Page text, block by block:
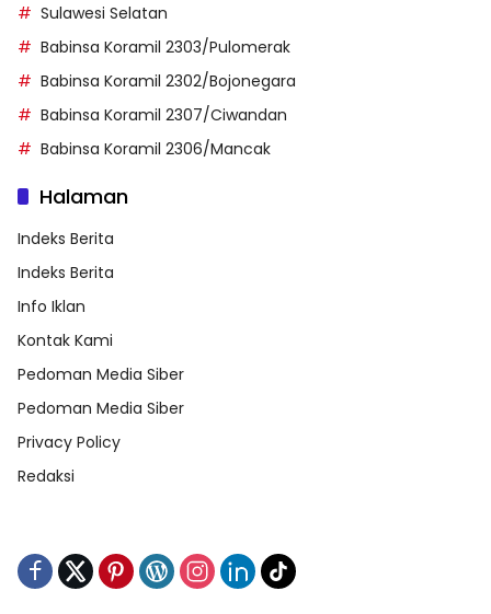
Sulawesi Selatan
Babinsa Koramil 2303/Pulomerak
Babinsa Koramil 2302/Bojonegara
Babinsa Koramil 2307/Ciwandan
Babinsa Koramil 2306/Mancak
Halaman
Indeks Berita
Indeks Berita
Info Iklan
Kontak Kami
Pedoman Media Siber
Pedoman Media Siber
Privacy Policy
Redaksi